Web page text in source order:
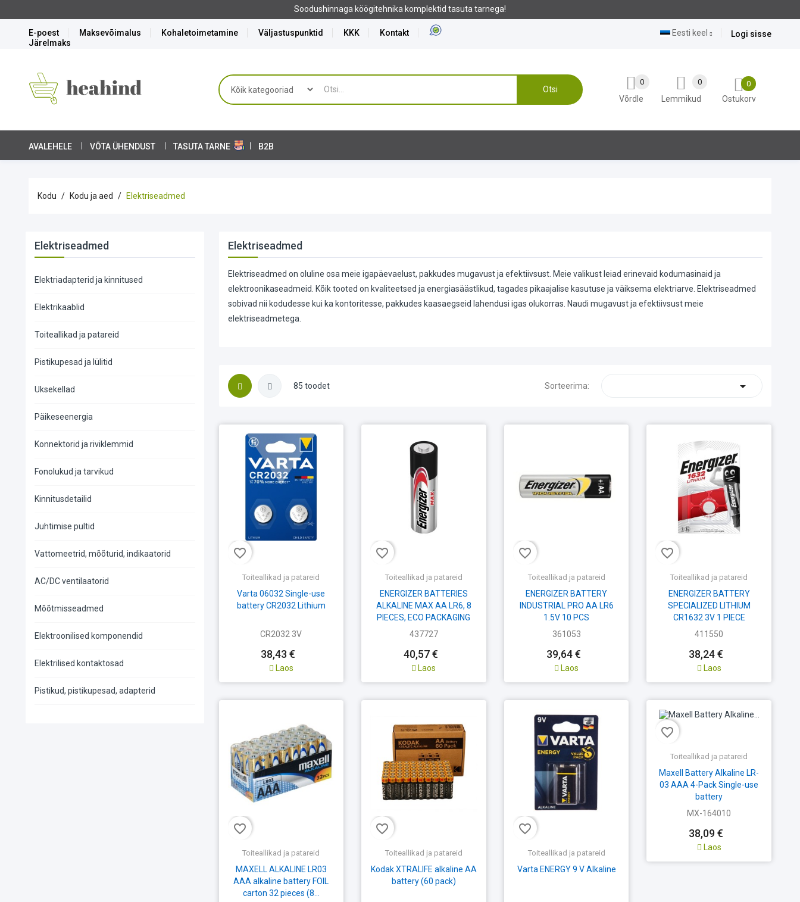
Soodushinnaga köögitehnika komplektid tasuta tarnega!
E-poest Maksevõimalus Kohaletoimetamine Väljastuspunktid KKK
Kontakt
Järelmaks
Logi sisse
Eesti keel
Otsi
0
Ostukorv
Lemmikud
0
Võrdle
0
AVALEHELE VÕTA ÜHENDUST TASUTA TARNE B2B
Kodu Kodu ja aed Elektriseadmed
Elektriseadmed
Elektriadapterid ja kinnitused
Elektrikaablid
Toiteallikad ja patareid
Pistikupesad ja lülitid
Uksekellad
Päikeseenergia
Konnektorid ja riviklemmid
Fonolukud ja tarvikud
Kinnitusdetailid
Juhtimise pultid
Vattomeetrid, mõõturid, indikaatorid
AC/DC ventilaatorid
Mõõtmisseadmed
Elektroonilised komponendid
Elektrilised kontaktosad
Pistikud, pistikupesad, adapterid
Elektriseadmed
Elektriseadmed on oluline osa meie igapäevaelust, pakkudes mugavust ja efektiivsust. Meie valikust leiad erinevaid kodumasinaid ja
elektroonikaseadmeid. Kõik tooted on kvaliteetsed ja energiasäästlikud, tagades pikaajalise kasutuse ja väiksema elektriarve. Elektriseadmed
sobivad nii kodudesse kui ka kontoritesse, pakkudes kaasaegseid lahendusi igas olukorras. Naudi mugavust ja efektiivsust meie
elektriseadmetega.
85 toodet Sorteerima: 
favorite_border
Toiteallikad ja patareid
Varta 06032 Single-use
battery CR2032 Lithium
CR2032 3V
38,43 €
Laos
favorite_border
Toiteallikad ja patareid
ENERGIZER BATTERIES
ALKALINE MAX AA LR6, 8
PIECES, ECO PACKAGING
437727
40,57 €
Laos
favorite_border
Toiteallikad ja patareid
ENERGIZER BATTERY
INDUSTRIAL PRO AA LR6
1.5V 10 PCS
361053
39,64 €
Laos
favorite_border
Toiteallikad ja patareid
ENERGIZER BATTERY
SPECIALIZED LITHIUM
CR1632 3V 1 PIECE
411550
38,24 €
Laos
favorite_border
Toiteallikad ja patareid
MAXELL ALKALINE LR03
AAA alkaline battery FOIL
carton 32 pieces (8...
favorite_border
Toiteallikad ja patareid
Kodak XTRALIFE alkaline AA
battery (60 pack)
favorite_border
Toiteallikad ja patareid
Varta ENERGY 9 V Alkaline
favorite_border
Toiteallikad ja patareid
Maxell Battery Alkaline LR-
03 AAA 4-Pack Single-use
battery
MX-164010
38,09 €
Laos